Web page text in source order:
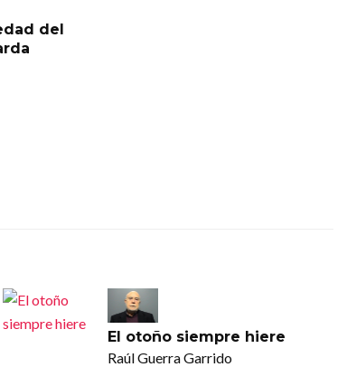
del
El otoño siempre hiere
Raúl Guerra Garrido